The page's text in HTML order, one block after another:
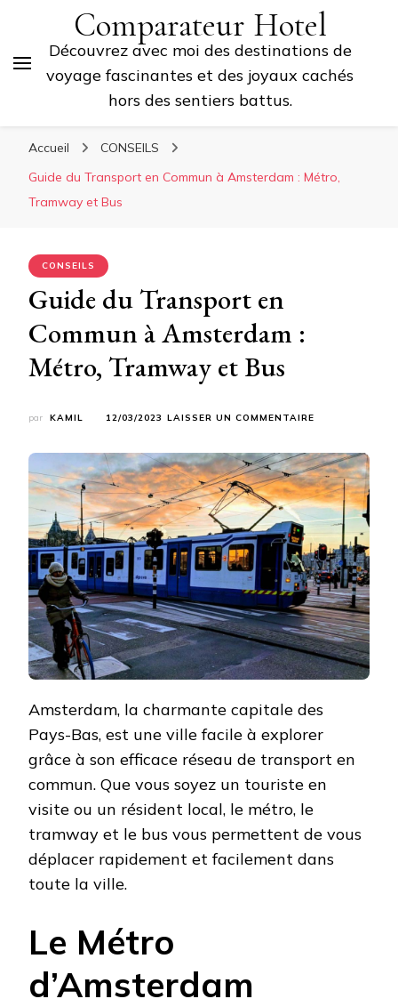
Comparateur Hotel
Découvrez avec moi des destinations de
voyage fascinantes et des joyaux cachés
hors des sentiers battus.
Accueil
CONSEILS
Guide du Transport en Commun à Amsterdam : Métro,
Tramway et Bus
CONSEILS
Guide du Transport en
Commun à Amsterdam :
Métro, Tramway et Bus
par KAMIL 12/03/2023 LAISSER UN COMMENTAIRE
TRANSPORT
EN
COMMUN
AMSTERDAM
:
MÉTRO,
TRAMWAY
ET
BUS
Amsterdam, la charmante capitale des
Pays-Bas, est une ville facile à explorer
grâce à son efficace réseau de transport en
commun. Que vous soyez un touriste en
visite ou un résident local, le métro, le
tramway et le bus vous permettent de vous
déplacer rapidement et facilement dans
toute la ville.
Le Métro
d’Amsterdam